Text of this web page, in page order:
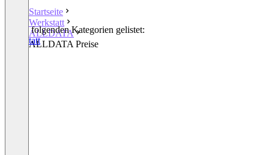
Startseite
Werkstatt
ALLDATA
ALLDATA Preise
In den folgenden Kategorien gelistet:
Werkstatt